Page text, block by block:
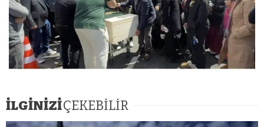
İLGİNİZİÇEKEBİLİR